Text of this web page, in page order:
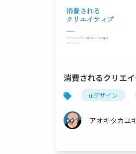
消費されるクリエ
uiデザイン
アオキタカユ